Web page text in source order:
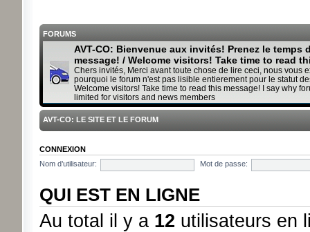
FORUMS
AVT-CO: Bienvenue aux invités! Prenez le temps
message! / Welcome visitors! Take time to read
Chers invités, Merci avant toute chose de lire ceci, nous vous
pourquoi le forum n'est pas lisible entierement pour le statut
Welcome visitors! Take time to read this message! I say why
limited for visitors and news members
AVT-CO: LE SITE ET LE FORUM
CONNEXION
Nom d’utilisateur:
Mot de passe:
QUI EST EN LIGNE
Au total il y a 12 utilisateurs en